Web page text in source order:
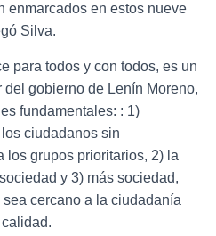
enmarcados en estos nueve
Silva.
para todos y con todos, es un
gobierno de Lenín Moreno,
fundamentales: : 1)
ciudadanos sin
los grupos prioritarios, 2) la
y 3) más sociedad,
cercano a la ciudadanía